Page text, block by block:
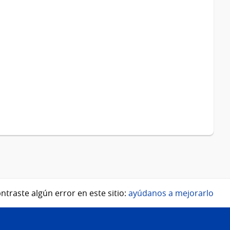
algún error en este sitio: ayúdanos a mejorarlo